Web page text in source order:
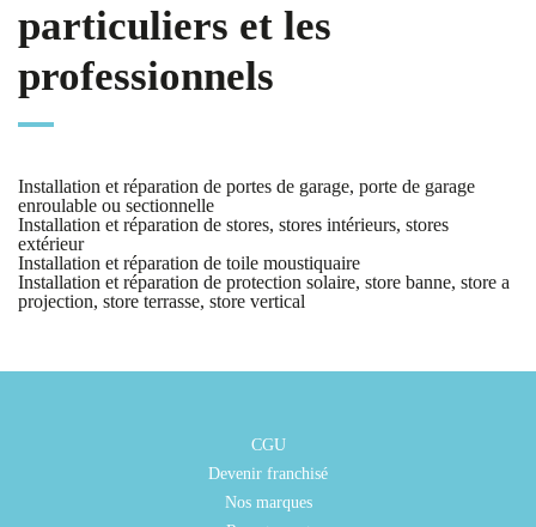
particuliers et les
professionnels
Installation et réparation de portes de garage, porte de garage
enroulable ou sectionnelle
Installation et réparation de stores, stores intérieurs, stores
extérieur
Installation et réparation de toile moustiquaire
Installation et réparation de protection solaire, store banne, store a
projection, store terrasse, store vertical
CGU
Devenir franchisé
Nos marques